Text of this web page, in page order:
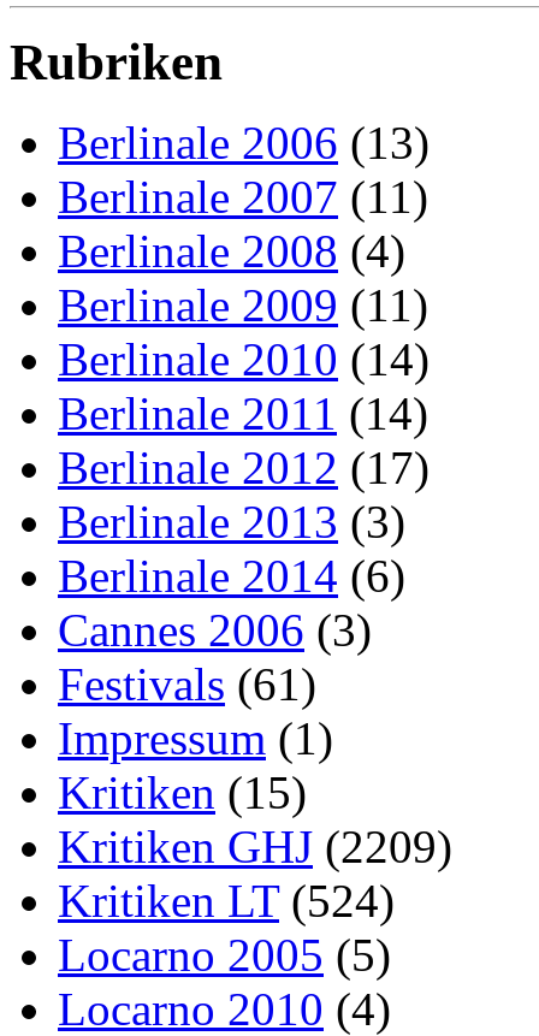
Rubriken
Berlinale 2006 (13)
Berlinale 2007 (11)
Berlinale 2008 (4)
Berlinale 2009 (11)
Berlinale 2010 (14)
Berlinale 2011 (14)
Berlinale 2012 (17)
Berlinale 2013 (3)
Berlinale 2014 (6)
Cannes 2006 (3)
Festivals (61)
Impressum (1)
Kritiken (15)
Kritiken GHJ (2209)
Kritiken LT(524)
Locarno 2005 (5)
Locarno 2010 (4)